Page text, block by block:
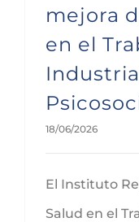
mejora
en el
18/06/2026
El Instituto
Salud en el